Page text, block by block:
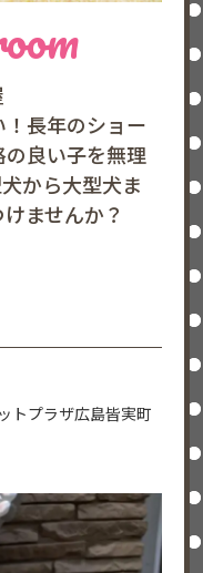
長年のショー
良い子を無理
から大型犬ま
ませんか？
トプラザ広島皆実町